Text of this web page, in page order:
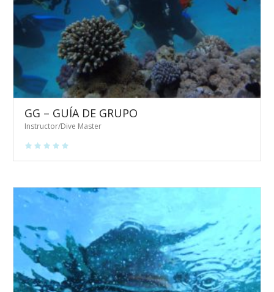
GG – GUÍA DE GRUPO
Instructor/Dive Master